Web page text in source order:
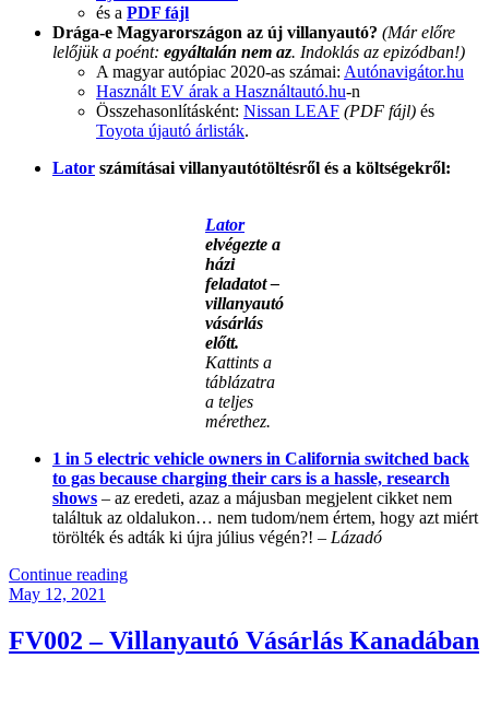
és a PDF fájl
Drága-e Magyarországon az új villanyautó? (Már előre
lelőjük a poént: egyáltalán nem az. Indoklás az epizódban!)
A magyar autópiac 2020-as számai: Autónavigátor.hu
Használt EV árak a Használtautó.hu-n
Összehasonlításként: Nissan LEAF (PDF fájl) és
Toyota újautó árlisták.
Lator számításai villanyautótöltésről és a költségekről:
Lator
elvégezte a
házi
feladatot –
villanyautó
vásárlás
előtt.
Kattints a
táblázatra
a teljes
mérethez.
1 in 5 electric vehicle owners in California switched back
to gas because charging their cars is a hassle, research
shows – az eredeti, azaz a májusban megjelent cikket nem
találtuk az oldalukon… nem tudom/nem értem, hogy azt miért
törölték és adták ki újra július végén?! – Lázadó
Continue reading“FV003
Elektromos
Járművek
Posted
May 12, 2021
FV002 – Villanyautó Vásárlás Kanadában